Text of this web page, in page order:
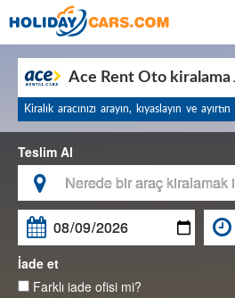
Ace Rent Oto kiralama
Kiralık aracınızı arayın, kıyaslayın ve ayırtın
Teslim Al

İade et
Farklı iade ofisi mi?